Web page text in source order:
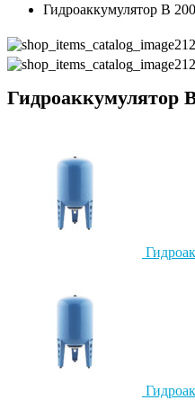
Гидроаккумулятор В 200
Гидроаккумулятор